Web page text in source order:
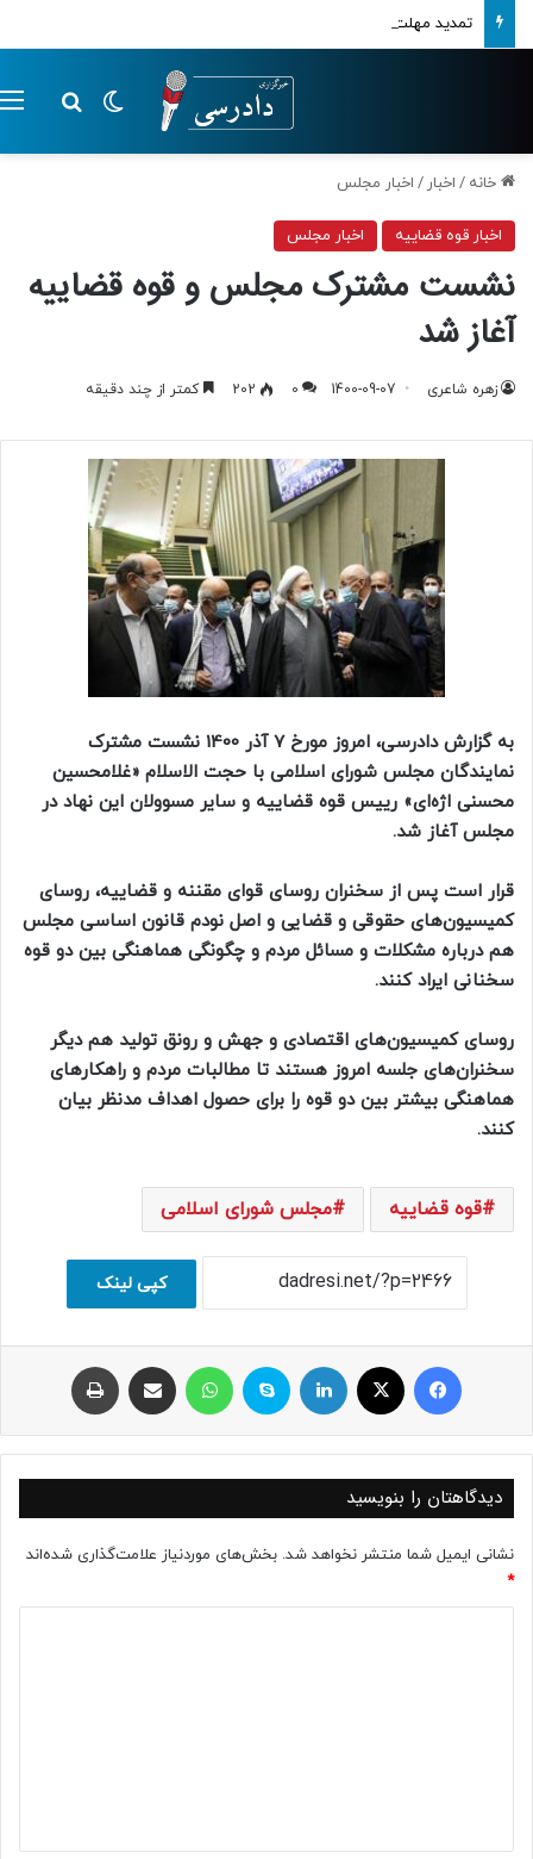
تمدید مهلت ارسال اظهارنامه‌های مالیاتی تا پایان تابستان 1405
تغییر پوسته
خانه / اخبار / اخبار مجلس
اخبار قوه قضاییه اخبار مجلس
نشست مشترک مجلس و قوه قضاییه
آغاز شد
زهره شاعری 1400-09-07
0
202 کمتر از چند دقیقه
به گزارش دادرسی، امروز مورخ 7 آذر 1400 نشست مشترک
نمایندگان مجلس شورای اسلامی با حجت الاسلام «غلامحسین
محسنی اژه‌ای» رییس قوه قضاییه و سایر مسوولان این نهاد در
مجلس آغاز شد.
قرار است پس از سخنران روسای قوای مقننه و قضاییه، روسای
کمیسیون‌های حقوقی و قضایی و اصل نودم قانون اساسی مجلس
هم درباره مشکلات و مسائل مردم و چگونگی هماهنگی بین دو قوه
سخنانی ایراد کنند.
روسای کمیسیون‌های اقتصادی و جهش و رونق تولید هم دیگر
سخنران‌های جلسه امروز هستند تا مطالبات مردم و راهکارهای
هماهنگی بیشتر بین دو قوه را برای حصول اهداف مدنظر بیان
کنند.
قوه قضاییه مجلس شورای اسلامی
کپی لینک
فیسبوک ایکس لینکداین اسکایپ واتس آپ اشتراک با ایمیل
دیدگاهتان را بنویسید
نشانی ایمیل شما منتشر نخواهد شد. بخش‌های موردنیاز علامت‌گذاری شده‌اند
*